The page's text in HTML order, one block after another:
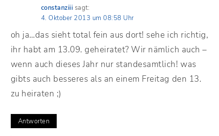
constanziii sagt:
4. Oktober 2013 um 08:58 Uhr
oh ja…das sieht total fein aus dort! sehe ich richtig,
ihr habt am 13.09. geheiratet? Wir nämlich auch –
wenn auch dieses Jahr nur standesamtlich! was
gibts auch besseres als an einem Freitag den 13.
zu heiraten ;)
Antworten